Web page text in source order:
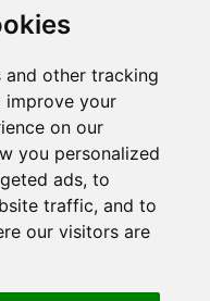
and other tracking
improve your
on our
you personalized
ads, to
traffic, and to
our visitors are
phụ thuộc nhiều vào
động tần số thay đổi